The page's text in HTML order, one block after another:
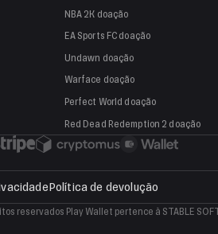
NBA 2K doação
EA Sports FCdoação
Undawn doação
Warface doação
Perfect World doação
Red Dead Redemption 2 doação
Política de devolução
reservados Play Wallet pertence à STABLE